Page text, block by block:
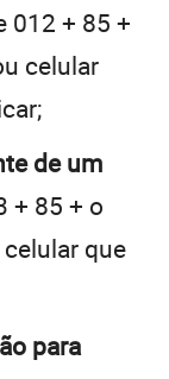
012 + 85 +
celular
de um
+ 85 + o
que
para